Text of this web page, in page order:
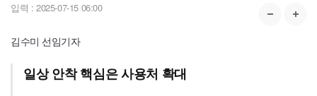
입력 : 2025-07-15 06:00
김수미 선임기자
일상 안착 핵심은 사용처 확대